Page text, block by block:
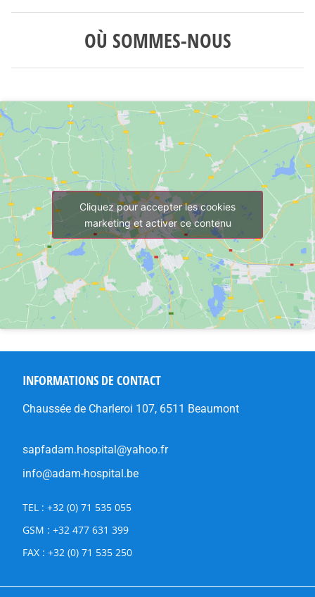
OÙ SOMMES-NOUS
Cliquez pour accepter les cookies
marketing et activer ce contenu
INFORMATIONS DE CONTACT
Chaussée de Charleroi 107, 6511 Beaumont
sapfadam.hospital@yahoo.fr
info@adam-hospital.be
TEL : +32 (0) 71 535 055
GSM : +32 477 631 399
FAX : +32 (0) 71 535 250